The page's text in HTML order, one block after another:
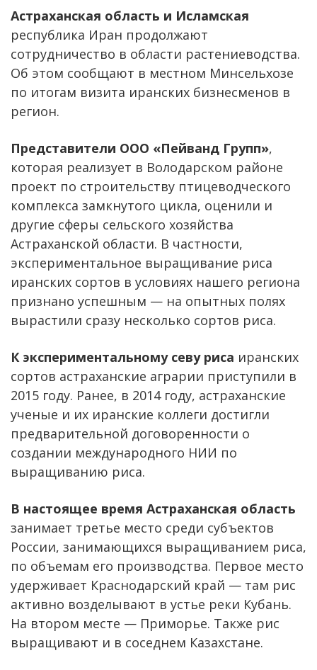
Астраханская область и Исламская
республика Иран продолжают
сотрудничество в области растениеводства.
Об этом сообщают в местном Минсельхозе
по итогам визита иранских бизнесменов в
регион.
Представители ООО «Пейванд Групп»,
которая реализует в Володарском районе
проект по строительству птицеводческого
комплекса замкнутого цикла, оценили и
другие сферы сельского хозяйства
Астраханской области. В частности,
экспериментальное выращивание риса
иранских сортов в условиях нашего региона
признано успешным — на опытных полях
вырастили сразу несколько сортов риса.
К экспериментальному севу риса иранских
сортов астраханские аграрии приступили в
2015 году. Ранее, в 2014 году, астраханские
ученые и их иранские коллеги достигли
предварительной договоренности о
создании международного НИИ по
выращиванию риса.
В настоящее время Астраханская область
занимает третье место среди субъектов
России, занимающихся выращиванием риса,
по объемам его производства. Первое место
удерживает Краснодарский край — там рис
активно возделывают в устье реки Кубань.
На втором месте — Приморье. Также рис
выращивают и в соседнем Казахстане.